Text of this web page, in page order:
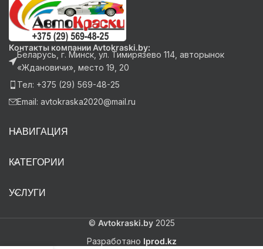
Контакты компании Avtokraski.by:
Беларусь, г. Минск, ул. Тимирязево 114, авторынок
«Ждановичи», место 19, 20
Тел: +375 (29) 569-48-25
Email: avtokraska2020@mail.ru
НАВИГАЦИЯ
КАТЕГОРИИ
УСЛУГИ
© Avtokraski.by2025
Разработано Iprod.kz